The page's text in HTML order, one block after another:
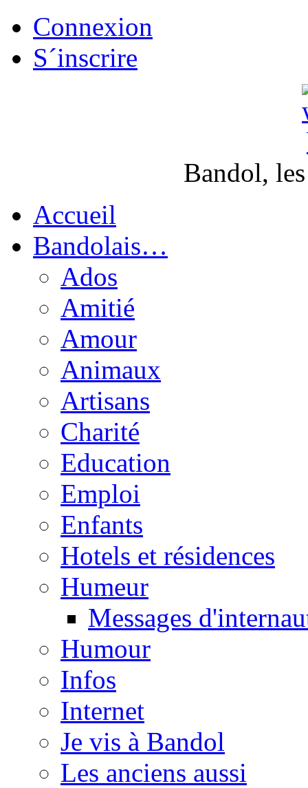
Connexion
S´inscrire
Bandol,
Accueil
Bandolais…
Ados
Amitié
Amour
Animaux
Artisans
Charité
Education
Emploi
Enfants
Hotels et résidences
Humeur
Messages
Humour
Infos
Internet
Je vis à Bandol
Les anciens aussi